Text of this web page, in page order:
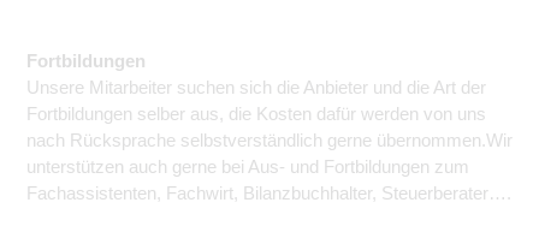
Fortbildungen
Unsere Mitarbeiter suchen sich die Anbieter und die Art der
Fortbildungen selber aus, die Kosten dafür werden von uns
nach Rücksprache selbstverständlich gerne übernommen.Wir
unterstützen auch gerne bei Aus- und Fortbildungen zum
Fachassistenten, Fachwirt, Bilanzbuchhalter, Steuerberater….